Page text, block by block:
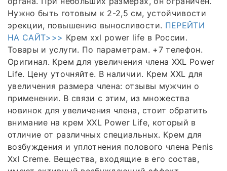
Нужно быть готовым к 2-2,5 см, устойчивости
эрекции, повышению выносливости. ПЕРЕЙТИ
НА САЙТ>>> Крем xxl power life в России.
Товары и услуги. По параметрам. +7 телефон.
Оригинал. Крем для увеличения члена XXL Power
Life. Цену уточняйте. В наличии. Крем XXL для
увеличения размера члена: отзывы мужчин о
применении. В связи с этим, из множества
новинок для увеличения члена, стоит обратить
внимание на крем XXL Power Life, который в
отличие от различных специальных. Крем для
возбуждения и уплотнения полового члена Penis
Xxl Creme. Вещества, входящие в его состав,